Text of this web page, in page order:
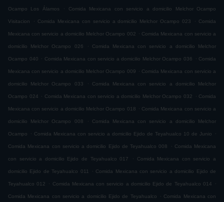
Ocampo Los Álamos . Comida Mexicana con servicio a domicilio Melchor Ocampo
Visitacion . Comida Mexicana con servicio a domicilio Melchor Ocampo 023 . Comida
Mexicana con servicio a domicilio Melchor Ocampo 002 . Comida Mexicana con servicio a
domicilio Melchor Ocampo 026 . Comida Mexicana con servicio a domicilio Melchor
Ocampo 040 . Comida Mexicana con servicio a domicilio Melchor Ocampo 036 . Comida
Mexicana con servicio a domicilio Melchor Ocampo 009 . Comida Mexicana con servicio a
domicilio Melchor Ocampo 033 . Comida Mexicana con servicio a domicilio Melchor
Ocampo 024 . Comida Mexicana con servicio a domicilio Melchor Ocampo 032 . Comida
Mexicana con servicio a domicilio Melchor Ocampo 018 . Comida Mexicana con servicio a
domicilio Melchor Ocampo 008 . Comida Mexicana con servicio a domicilio Melchor
Ocampo . Comida Mexicana con servicio a domicilio Ejido de Teyahualco 10 de Junio .
Comida Mexicana con servicio a domicilio Ejido de Teyahualco 008 . Comida Mexicana
con servicio a domicilio Ejido de Teyahualco 017 . Comida Mexicana con servicio a
domicilio Ejido de Teyahualco 011 . Comida Mexicana con servicio a domicilio Ejido de
Teyahualco 012 . Comida Mexicana con servicio a domicilio Ejido de Teyahualco 014 .
Comida Mexicana con servicio a domicilio Ejido de Teyahualco . Comida Mexicana con